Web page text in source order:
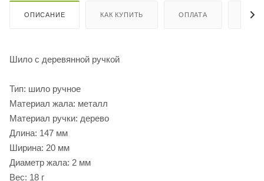
ОПИСАНИЕ КАК КУПИТЬ ОПЛАТА
Шило с деревянной ручкой
Тип: шило ручное
Материал жала: металл
Материал ручки: дерево
Длина: 147 мм
Ширина: 20 мм
Диаметр жала: 2 мм
Вес: 18 г